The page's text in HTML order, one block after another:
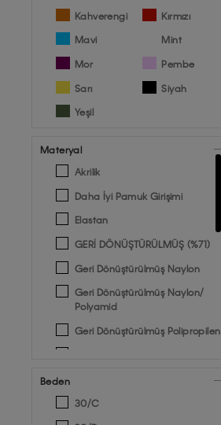
Kahverengi
Kırmızı
Mavi
Mint
Mor
Pembe
Sarı
Siyah
Yeşil
Materyal
Akrilik
Daha İyi Pamuk Girişimi
Elastan
GERİ DÖNÜŞTÜRÜLMÜŞ (%71)
Geri Dönüştürülmüş Naylon
Geri Dönüştürülmüş Naylon/
Polyamid
Geri Dönüştürülmüş Polipropilen
Naylon
Beden
30/C